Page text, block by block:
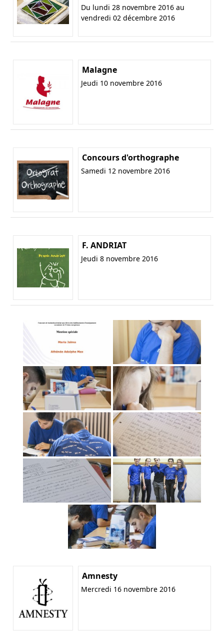
Du lundi 28 novembre 2016 au
vendredi 02 décembre 2016
Malagne
Jeudi 10 novembre 2016
Concours d'orthographe
Samedi 12 novembre 2016
F. ANDRIAT
Jeudi 8 novembre 2016
Amnesty
Mercredi 16 novembre 2016